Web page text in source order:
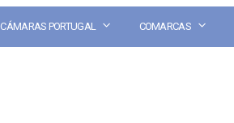
CÁMARAS PORTUGAL COMARCAS